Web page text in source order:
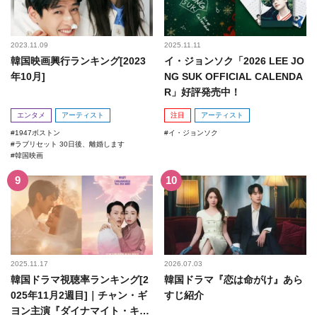
2023.11.09
韓国映画興行ランキング[2023
年10月]
エンタメ アーティスト
1947ボストン
ラブリセット 30日後、離婚します
韓国映画
2025.11.11
イ・ジョンソク「2026 LEE JO
NG SUK OFFICIAL CALENDA
R」好評発売中！
注目 アーティスト
イ・ジョンソク
2025.11.17
韓国ドラマ視聴率ランキング[2
025年11月2週目]｜チャン・ギ
ヨン主演『ダイナマイト・キ
2026.07.03
韓国ドラマ『恋は命がけ』あら
すじ紹介